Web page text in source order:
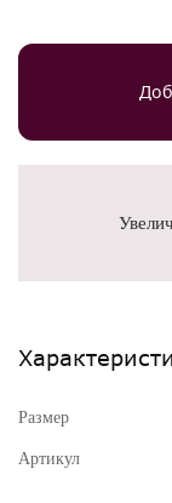
Размер
Артикул